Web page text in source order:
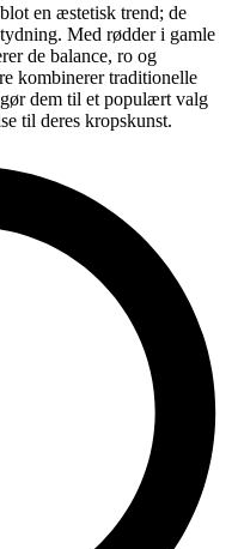
en æstetisk trend; de
Med rødder i gamle
de balance, ro og
kombinerer traditionelle
dem til et populært valg
til deres kropskunst.